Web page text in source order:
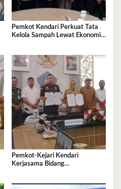
Pemkot Kendari Perkuat Tata
Kelola Sampah Lewat Ekonomi
Pemkot-Kejari Kendari
Kerjasama Bidang